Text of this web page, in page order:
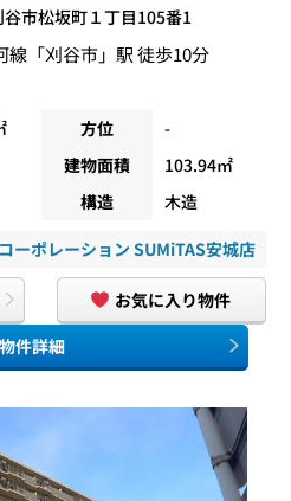
谷市松坂町１丁目105番1
線 「刈谷市」駅 徒歩10分
方位
-
建物面積
103.94㎡
構造 木造
ーポレーション SUMiTAS安城店
お気に入り物件
物件詳細